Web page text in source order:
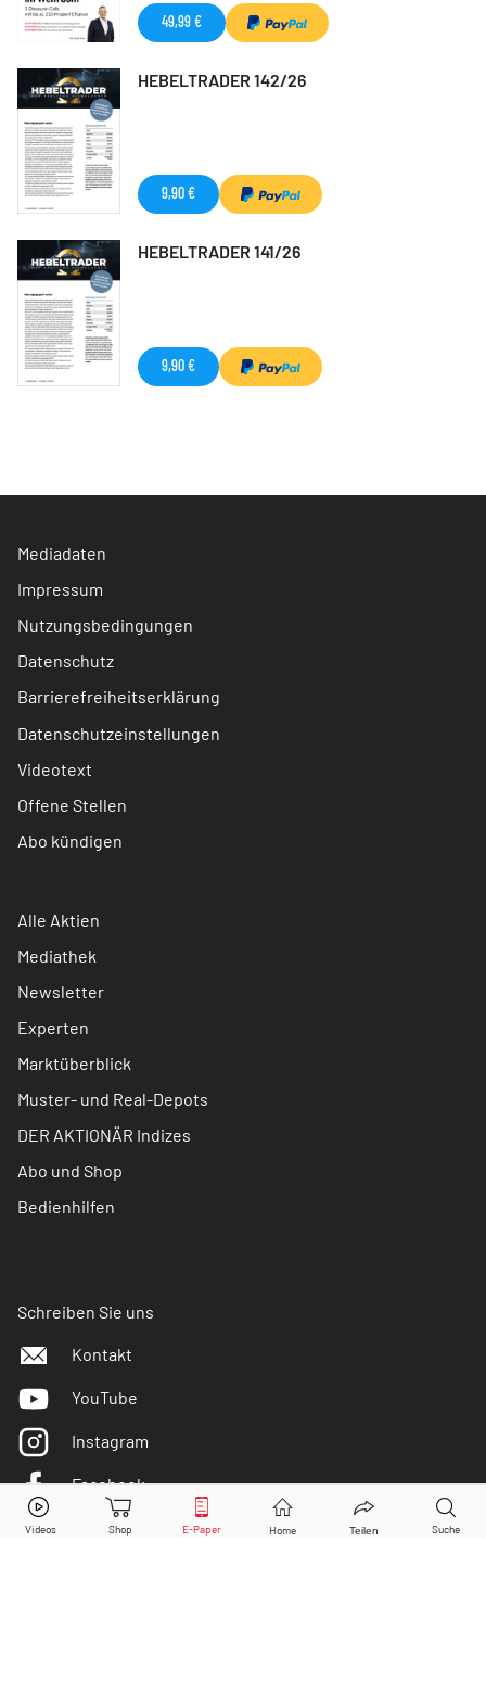
49,99 €
HEBELTRADER 142/26
9,90 €
HEBELTRADER 141/26
9,90 €
Mediadaten
Impressum
Nutzungsbedingungen
Datenschutz
Barrierefreiheitserklärung
Datenschutzeinstellungen
Videotext
Offene Stellen
Abo kündigen
Alle Aktien
Mediathek
Newsletter
Experten
Marktüberblick
Muster- und Real-Depots
DER AKTIONÄR Indizes
Abo und Shop
Bedienhilfen
Schreiben Sie uns
Kontakt
YouTube
Instagram
Facebook
Twitter